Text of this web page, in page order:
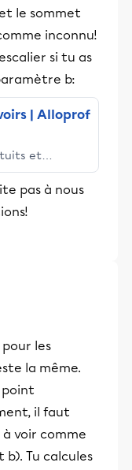
le sommet
inconnu!
si tu as
b:
| Alloprof
et
les élèves
pas à nous
les
la même.
point
il faut
voir comme
b). Tu calcules